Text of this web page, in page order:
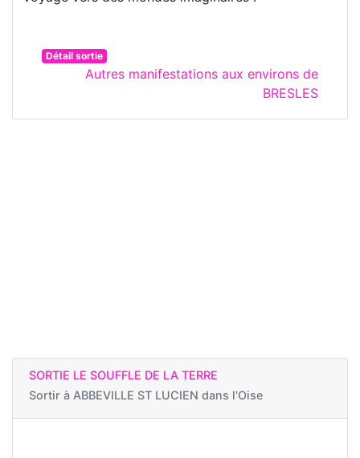
Détail sortie
Autres manifestations aux environs de
BRESLES
SORTIE LE SOUFFLE DE LA TERRE
Sortir à ABBEVILLE ST LUCIEN dans l'Oise